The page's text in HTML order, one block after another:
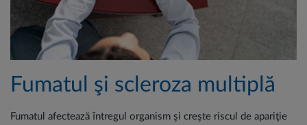
Fumatul şi scleroza multiplă
Fumatul afectează ȋntregul organism şi creşte riscul de apariţie